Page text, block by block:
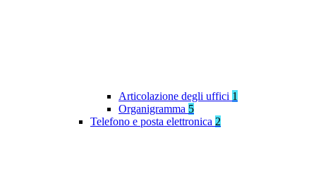
Articolazione degli uffici 1
Organigramma 5
Telefono e posta elettronica 2